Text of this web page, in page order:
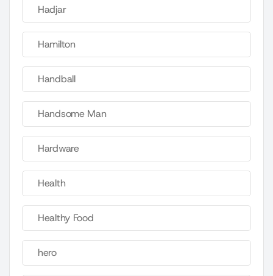
Hadjar
Hamilton
Handball
Handsome Man
Hardware
Health
Healthy Food
hero